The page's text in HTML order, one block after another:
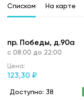
Списком На карте
пр. Победы, д.90а
с 08:00 до 22:00
Цена:
123,30 ₽
Доступно: 38